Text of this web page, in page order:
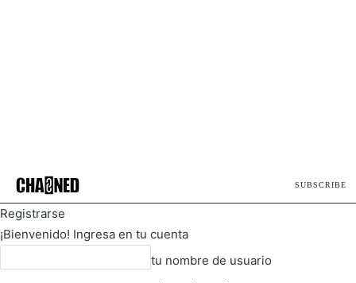
SUBSCRIBE
Registrarse
¡Bienvenido! Ingresa en tu cuenta
tu nombre de usuario